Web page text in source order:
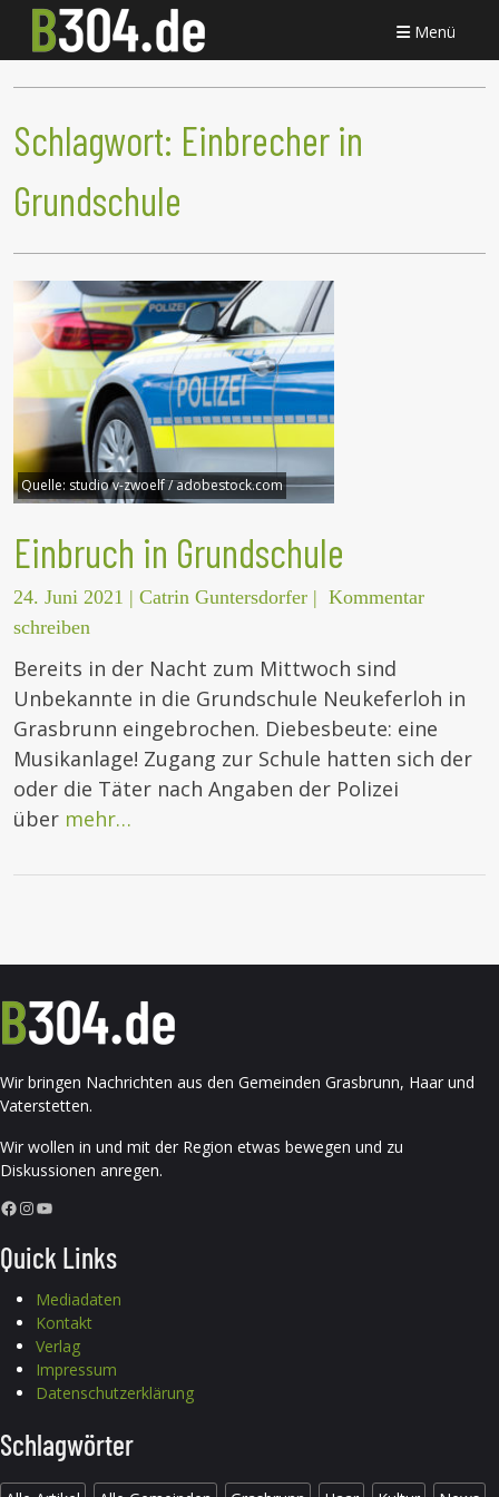
Menü
Schlagwort: Einbrecher in
Grundschule
Quelle: studio v-zwoelf / adobestock.com
Einbruch in Grundschule
24. Juni 2021 | Catrin Guntersdorfer | Kommentar
schreiben
Bereits in der Nacht zum Mittwoch sind
Unbekannte in die Grundschule Neukeferloh in
Grasbrunn eingebrochen. Diebesbeute: eine
Musikanlage! Zugang zur Schule hatten sich der
oder die Täter nach Angaben der Polizei
über mehr…
Wir bringen Nachrichten aus den Gemeinden Grasbrunn, Haar und
Vaterstetten.
Wir wollen in und mit der Region etwas bewegen und zu
Diskussionen anregen.
Facebook InstagramYouTube
Quick Links
Mediadaten
Kontakt
Verlag
Impressum
Datenschutzerklärung
Schlagwörter